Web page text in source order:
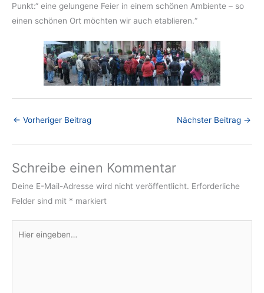
Punkt:“ eine gelungene Feier in einem schönen Ambiente – so
einen schönen Ort möchten wir auch etablieren.“
← Vorheriger Beitrag Nächster Beitrag →
Schreibe einen Kommentar
Deine E-Mail-Adresse wird nicht veröffentlicht. Erforderliche
Felder sind mit * markiert
eingeben…